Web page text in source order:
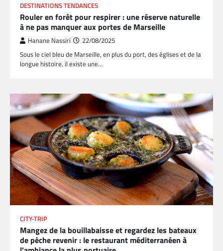
DESTINATIONS TENDANCES
Rouler en forêt pour respirer : une réserve naturelle
à ne pas manquer aux portes de Marseille
Hanane Nassiri 22/08/2025
Sous le ciel bleu de Marseille, en plus du port, des églises et de la
longue histoire, il existe une…
CITY-TRIP
Mangez de la bouillabaisse et regardez les bateaux
de pêche revenir : le restaurant méditerranéen à